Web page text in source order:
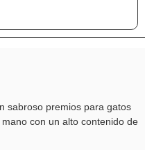
sabroso premios para gatos
mano con un alto contenido de